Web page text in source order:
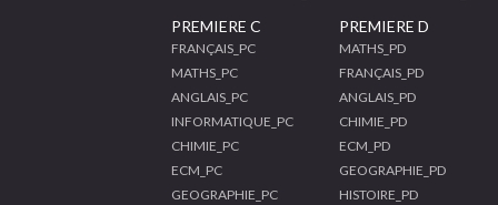
PREMIERE C
FRANÇAIS_PC
MATHS_PC
ANGLAIS_PC
INFORMATIQUE_PC
CHIMIE_PC
ECM_PC
GEOGRAPHIE_PC
PREMIERE D
MATHS_PD
FRANÇAIS_PD
ANGLAIS_PD
CHIMIE_PD
ECM_PD
GEOGRAPHIE_PD
HISTOIRE_PD